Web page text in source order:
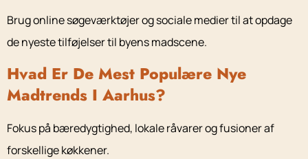
Brug online søgeværktøjer og sociale medier til at opdage
de nyeste tilføjelser til byens madscene.
Hvad Er De Mest Populære Nye
Madtrends I Aarhus?
Fokus på bæredygtighed, lokale råvarer og fusioner af
forskellige køkkener.